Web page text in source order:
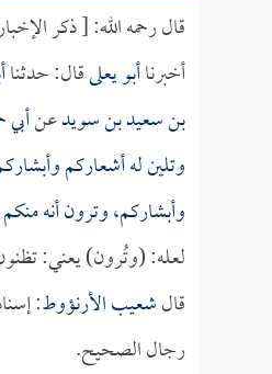
قال رحمه الله: [ ذكر
أخبرناأبو يعلىقال: حدثنا
بن سعيد بن سويدعنأبي
وتلين له أشعاركم
وأبشاركم، وترون أنه منكم
لعله: (وتُرون) يعني:
قالشعيب الأرنؤوط:
رجال الصحيح.